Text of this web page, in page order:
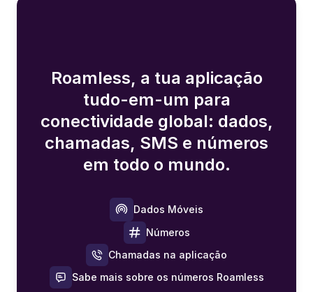
Roamless, a tua aplicação
tudo-em-um para
conectividade global: dados,
chamadas, SMS e números
em todo o mundo.
Dados Móveis
Números
Chamadas na aplicação
Sabe mais sobre os números Roamless